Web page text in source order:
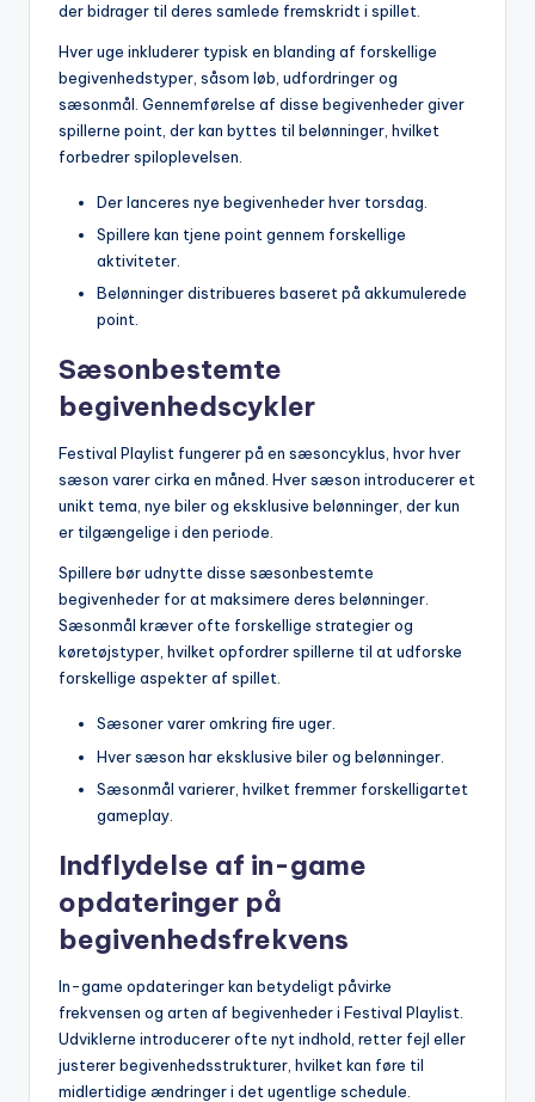
der bidrager til deres samlede fremskridt i spillet.
Hver uge inkluderer typisk en blanding af forskellige
begivenhedstyper, såsom løb, udfordringer og
sæsonmål. Gennemførelse af disse begivenheder giver
spillerne point, der kan byttes til belønninger, hvilket
forbedrer spiloplevelsen.
Der lanceres nye begivenheder hver torsdag.
Spillere kan tjene point gennem forskellige
aktiviteter.
Belønninger distribueres baseret på akkumulerede
point.
Sæsonbestemte
begivenhedscykler
Festival Playlist fungerer på en sæsoncyklus, hvor hver
sæson varer cirka en måned. Hver sæson introducerer et
unikt tema, nye biler og eksklusive belønninger, der kun
er tilgængelige i den periode.
Spillere bør udnytte disse sæsonbestemte
begivenheder for at maksimere deres belønninger.
Sæsonmål kræver ofte forskellige strategier og
køretøjstyper, hvilket opfordrer spillerne til at udforske
forskellige aspekter af spillet.
Sæsoner varer omkring fire uger.
Hver sæson har eksklusive biler og belønninger.
Sæsonmål varierer, hvilket fremmer forskelligartet
gameplay.
Indflydelse af in-game
opdateringer på
begivenhedsfrekvens
In-game opdateringer kan betydeligt påvirke
frekvensen og arten af begivenheder i Festival Playlist.
Udviklerne introducerer ofte nyt indhold, retter fejl eller
justerer begivenhedsstrukturer, hvilket kan føre til
midlertidige ændringer i det ugentlige schedule.